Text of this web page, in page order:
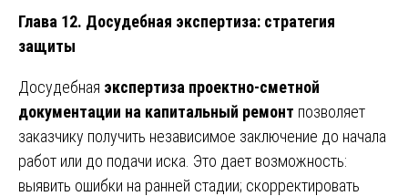
Глава 12. Досудебная экспертиза: стратегия
защиты
Досудебная экспертиза проектно-сметной
документации на капитальный ремонт позволяет
заказчику получить независимое заключение до начала
работ или до подачи иска. Это дает возможность:
выявить ошибки на ранней стадии; скорректировать